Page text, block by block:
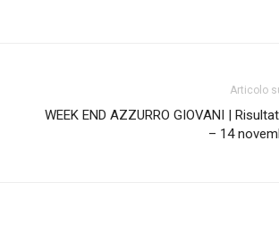
Articolo
WEEK END AZZURRO GIOVANI |
– 14